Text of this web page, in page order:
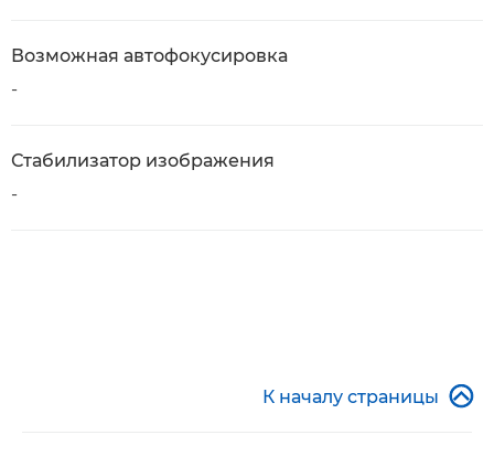
Возможная автофокусировка
-
Стабилизатор изображения
-
К началу страницы 